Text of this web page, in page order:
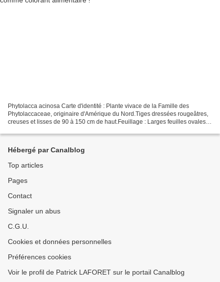
Phytolacca acinosa Carte d'identité : Plante vivace de la Famille des
Phytolaccaceae, originaire d'Amérique du Nord.Tiges dressées rougeâtres,
creuses et lisses de 90 à 150 cm de haut.Feuillage : Larges feuilles ovales
Hébergé par Canalblog
Top articles
Pages
Contact
Signaler un abus
C.G.U.
Cookies et données personnelles
Préférences cookies
Voir le profil de Patrick LAFORET sur le portail Canalblog